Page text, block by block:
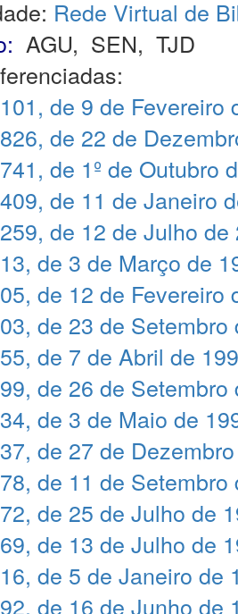
Rede Virtual de
AGU, SEN, TJD
de 9 de Fevereiro
de 22 de
de 1º de Outubro
de 11 de Janeiro
de 12 de Julho de
de 3 de Março de
de 12 de Fevereiro
de 23 de Setembro
de 7 de Abril de
de 26 de Setembro
de 3 de Maio de
de 27 de
de 11 de Setembro
de 25 de Julho de
de 13 de Julho de
de 5 de Janeiro de
de 16 de Junho de